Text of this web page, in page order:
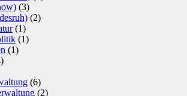
(3)
(2)
(1)
(1)
(1)
(6)
(2)